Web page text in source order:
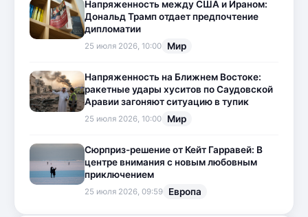
Напряженность между США и Ираном:
Дональд Трамп отдает предпочтение
дипломатии
25 июля 2026, 10:00 Мир
Напряженность на Ближнем Востоке:
ракетные удары хуситов по Саудовской
Аравии загоняют ситуацию в тупик
25 июля 2026, 10:00 Мир
Сюрприз-решение от Кейт Гарравей: В
центре внимания с новым любовным
приключением
25 июля 2026, 09:59 Европа